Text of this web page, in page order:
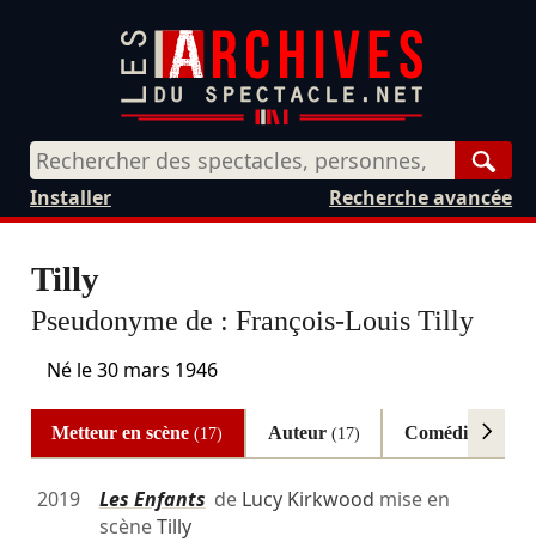
Recherche avancée
Installer
Tilly
Pseudonyme de : François-Louis Tilly
Né le30 mars 1946
Metteur en scène(17) Auteur (17) Comédien
2019 Les Enfants de Lucy Kirkwood mise en
scèneTilly